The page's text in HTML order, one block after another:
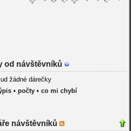
od návštěvníků
žádné dárečky
• počty• co mi chybí
návštěvníků